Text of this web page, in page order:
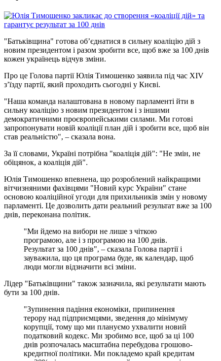
"Батьківщина" готова об’єднатися в сильну коаліцію дій з
новим президентом і разом зробити все, щоб вже за 100 днів
кожен українець відчув зміни.
Про це Голова партії Юлія Тимошенко заявила під час XIV
з’їзду партії, який проходить сьогодні у Києві.
"Наша команда налаштована в новому парламенті йти в
сильну коаліцію з новим президентом і з іншими
демократичними проєвропейськими силами. Ми готові
запропонувати новій коаліції план дій і зробити все, щоб він
став реальністю", – сказала вона.
За її словами, Україні потрібна "коаліція дій": "Не змін, не
обіцянок, а коаліція дій".
Юлія Тимошенко впевнена, що розроблений найкращими
вітчизняними фахівцями "Новий курс України" стане
основою коаліційної угоди для прихильників змін у новому
парламенті. Це дозволить дати реальний результат вже за 100
днів, переконана політик.
"Ми йдемо на вибори не лише з чіткою
програмою, але і з програмою на 100 днів.
Результат за 100 днів", – сказала Голова партії і
зауважила, що ця програма буде, як календар, щоб
люди могли відзначити всі зміни.
Лідер "Батьківщини" також зазначила, які результати мають
бути за 100 днів.
"Зупинення падіння економіки, припинення
терору над підприємцями, зведення до мінімуму
корупції, тому що ми плануємо ухвалити новий
податковий кодекс. Ми зробимо все, щоб за ці 100
днів розпочалась масштабна перебудова грошово-
кредитної політики. Ми покладемо край кредитам